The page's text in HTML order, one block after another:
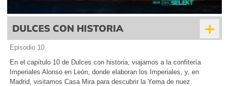
DULCES CON HISTORIA +
Episodio 10
En el capítulo 10 de Dulces con historia, viajamos a la confitería
Imperiales Alonso en León, donde elaboran los Imperiales, y, en
Madrid, visitamos Casa Mira para descubrir la Yema de nuez.